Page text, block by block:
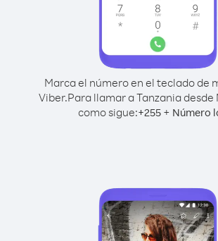
Marca el número en el teclado de
Viber.Para llamar a Tanzania desde
como sigue:+255 + Número